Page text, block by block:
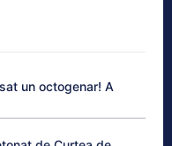
un octogenar! A